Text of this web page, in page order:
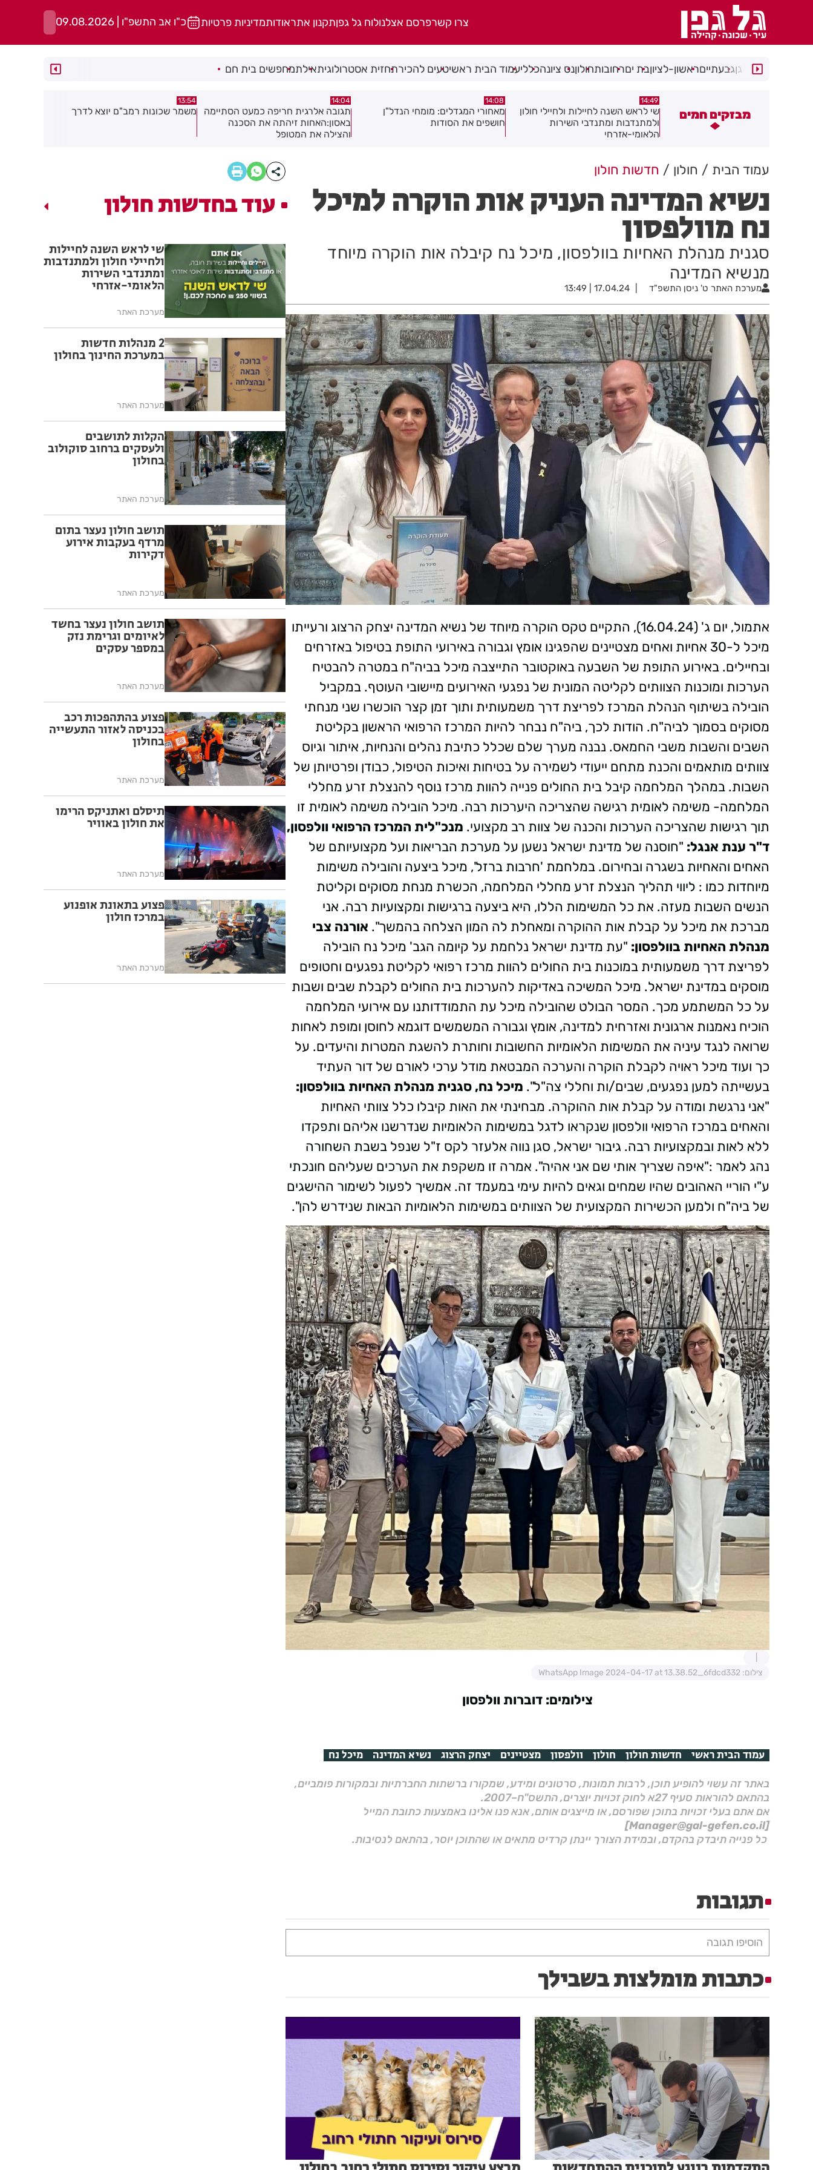
צרו קשרפרסם אצלנולוח גל גפןתקנון אתראודותמדיניות פרטיות כ"ו אב התשפ"ו | 09.08.2026
רמת גןגבעתייםראשון-לציוןבת יםרחובותחולוןנס ציונהכלליעמוד הבית ראשיטעים להכירתחזית אסטרולוגיתאילתמחפשים בית חם
מבזקים חמים
שי לראש השנה לחיילות ולחיילי חולון
ולמתנדבות ומתנדבי השירות
14:08
מאחורי המגדלים: מומחי הנדל"ן
חושפים את הסודות
14:04
תגובה אלרגית חריפה כמעט הסתיימה
באסון:האחות זיהתה את הסכנה
13:54
משמר שכונות רמב"ם יוצא לדרך
13:50
רימון הושלך אל עבר מסעדה בראשון
עמוד הבית חולון חדשות חולון
נשיא המדינה העניק אות הוקרה למיכל
נח מוולפסון
סגנית מנהלת האחיות בוולפסון, מיכל נח קיבלה אות הוקרה מיוחד
מנשיא המדינה
מערכת האתר ט' ניסן התשפ"ד 17.04.24 | 13:49
אתמול, יום ג' (16.04.24), התקיים טקס הוקרה מיוחד של נשיא המדינה יצחק הרצוג ורעייתו
מיכל ל-30 אחיות ואחים מצטיינים שהפגינו אומץ וגבורה באירועי התופת בטיפול באזרחים
ובחיילים. באירוע התופת של השבעה באוקטובר התייצבה מיכל בביה"ח במטרה להבטיח
הערכות ומוכנות הצוותים לקליטה המונית של נפגעי האירועים מיישובי העוטף. במקביל
הובילה בשיתוף הנהלת המרכז לפריצת דרך משמעותית ותוך זמן קצר הוכשרו שני מנחתי
מסוקים בסמוך לביה"ח. הודות לכך, ביה"ח נבחר להיות המרכז הרפואי הראשון בקליטת
השבים והשבות משבי החמאס. נבנה מערך שלם שכלל כתיבת נהלים והנחיות, איתור וגיוס
צוותים מותאמים והכנת מתחם ייעודי לשמירה על בטיחות ואיכות הטיפול, כבודן ופרטיותן של
השבות. במהלך המלחמה קיבל בית החולים פנייה להוות מרכז נוסף להנצלת זרע מחללי
המלחמה- משימה לאומית רגישה שהצריכה היערכות רבה. מיכל הובילה משימה לאומית זו
תוך רגישות שהצריכה הערכות והכנה של צוות רב מקצועי. מנכ"לית המרכז הרפואי וולפסון,
ד"ר ענת אנגל: "חוסנה של מדינת ישראל נשען על מערכת הבריאות ועל מקצועיותם של
האחים והאחיות בשגרה ובחירום. במלחמת 'חרבות ברזל', מיכל ביצעה והובילה משימות
מיוחדות כמו : ליווי תהליך הנצלת זרע מחללי המלחמה, הכשרת מנחת מסוקים וקליטת
הנשים השבות מעזה. את כל המשימות הללו, היא ביצעה ברגישות ומקצועיות רבה. אני
מברכת את מיכל על קבלת אות ההוקרה ומאחלת לה המון הצלחה בהמשך". אורנה צבי
מנהלת האחיות בוולפסון: "עת מדינת ישראל נלחמת על קיומה הגב' מיכל נח הובילה
לפריצת דרך משמעותית במוכנות בית החולים להוות מרכז רפואי לקליטת נפגעים וחטופים
מוסקים במדינת ישראל. מיכל המשיכה באדיקות להערכות בית החולים לקבלת שבים ושבות
על כל המשתמע מכך. המסר הבולט שהובילה מיכל עת התמודדותנו עם אירועי המלחמה
הוכיח נאמנות ארגונית ואזרחית למדינה, אומץ וגבורה המשמשים דוגמא לחוסן ומופת לאחות
שרואה לנגד עיניה את המשימות הלאומיות החשובות וחותרת להשגת המטרות והיעדים. על
כך ועוד מיכל ראויה לקבלת הוקרה והערכה המבטאת מודל ערכי לאורם של דור העתיד
בעשייתה למען נפגעים, שבים/ות וחללי צה"ל". מיכל נח, סגנית מנהלת האחיות בוולפסון:
"אני נרגשת ומודה על קבלת אות ההוקרה. מבחינתי את האות קיבלו כלל צוותי האחיות
והאחים במרכז הרפואי וולפסון שנקראו לדגל במשימות הלאומיות שנדרשנו אליהם ותפקדו
ללא לאות ובמקצועיות רבה. גיבור ישראל, סגן נווה אלעזר לקס ז"ל שנפל בשבת השחורה
נהג לאמר :"איפה שצריך אותי שם אני אהיה". אמרה זו משקפת את הערכים שעליהם חונכתי
ע"י הוריי האהובים שהיו שמחים וגאים להיות עימי במעמד זה. אמשיך לפעול לשימור ההישגים
של ביה"ח ולמען הכשירות המקצועית של הצוותים במשימות הלאומיות הבאות שנידרש להן".
צילום: WhatsApp Image 2024-04-17 at 13.38.52_6fdcd332
צילומים: דוברות וולפסון
עמוד הבית ראשי חדשות חולון חולון וולפסון מצטיינים יצחק הרצוג נשיא המדינה מיכל נח
באתר זה עשוי להופיע תוכן, לרבות תמונות, סרטונים ומידע, שמקורו ברשתות החברתיות ובמקורות פומביים,
בהתאם להוראות סעיף 27א לחוק זכויות יוצרים, התשס"ח–2007.
אם אתם בעלי זכויות בתוכן שפורסם, או מייצגים אותם, אנא פנו אלינו באמצעות כתובת המייל
[Manager@gal-gefen.co.il]
כל פנייה תיבדק בהקדם, ובמידת הצורך יינתן קרדיט מתאים או שהתוכן יוסר, בהתאם לנסיבות.
תגובות
הוסיפו תגובה
כתבות מומלצות בשבילך
עוד בחדשות חולון
שי לראש השנה לחיילות
ולחיילי חולון ולמתנדבות
ומתנדבי השירות
הלאומי-אזרחי
מערכת האתר
2 מנהלות חדשות
במערכת החינוך בחולון
מערכת האתר
הקלות לתושבים
ולעסקים ברחוב סוקולוב
בחולון
מערכת האתר
תושב חולון נעצר בתום
מרדף בעקבות אירוע
דקירות
מערכת האתר
תושב חולון נעצר בחשד
לאיומים וגרימת נזק
במספר עסקים
מערכת האתר
פצוע בהתהפכות רכב
בכניסה לאזור התעשייה
בחולון
מערכת האתר
תיסלם ואתניקס הרימו
את חולון באוויר
מערכת האתר
פצוע בתאונת אופנוע
במרכז חולון
מערכת האתר